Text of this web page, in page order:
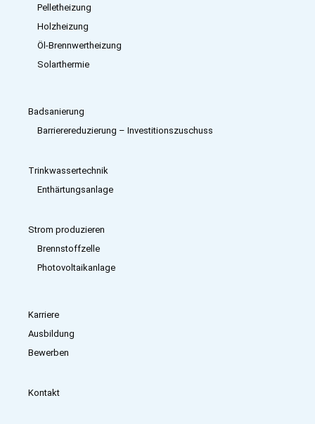
Pelletheizung
Holzheizung
Öl-Brennwertheizung
Solarthermie
Badsanierung
Barrierereduzierung – Investitions­zuschuss
Trinkwassertechnik
Enthärtungsanlage
Strom produzieren
Brennstoffzelle
Photovoltaikanlage
Karriere
Ausbildung
Bewerben
Kontakt